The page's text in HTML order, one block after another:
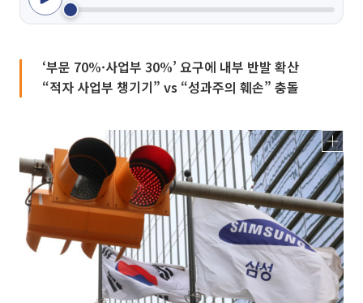
‘부문 70%·사업부 30%’ 요구에 내부 반발 확산
“적자 사업부 챙기기” vs “성과주의 훼손” 충돌